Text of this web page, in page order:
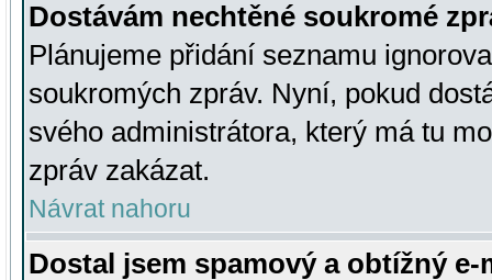
Dostávám nechtěné soukromé
Plánujeme přidání seznamu
soukromých zpráv. Nyní, pokud
svého administrátora, který má tu
zpráv zakázat.
Návrat nahoru
Dostal jsem spamový a obtížný